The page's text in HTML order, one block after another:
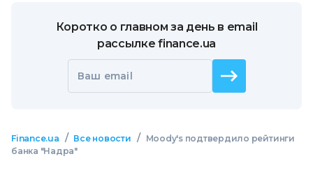
Коротко о главном за день в email
рассылке finance.ua
Ваш email
Finance.ua / Все новости /
Moody's подтвердило рейтинги
банка "Надра"